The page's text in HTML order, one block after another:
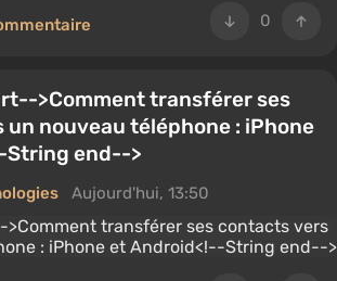
0
>Comment transférer ses
nouveau téléphone : iPhone
String end-->
Aujourd'hui, 13:50